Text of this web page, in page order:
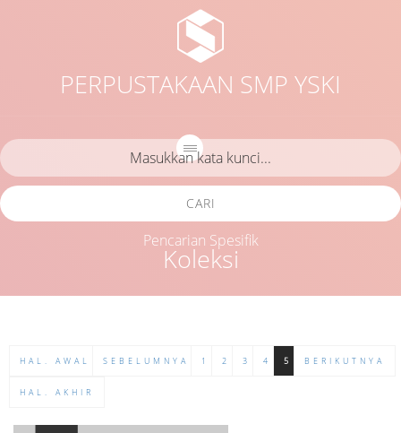
PERPUSTAKAAN SMP YSKI
Koleksi
CARI
Pencarian Spesifik
HAL. AWAL SEBELUMNYA 1 2 3 4 5 BERIKUTNYA
HAL. AKHIR